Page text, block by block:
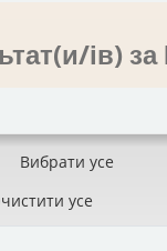
ів)
Вибрати усе
усе